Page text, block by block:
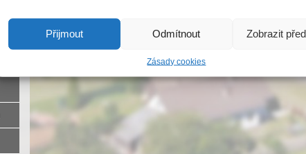
Přijmout Odmítnout Zobrazit
Zásady cookies